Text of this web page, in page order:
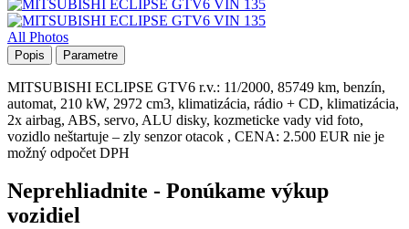
All Photos
Popis Parametre
MITSUBISHI ECLIPSE GTV6 r.v.: 11/2000, 85749 km, benzín,
automat, 210 kW, 2972 cm3, klimatizácia, rádio + CD, klimatizácia,
2x airbag, ABS, servo, ALU disky, kozmeticke vady vid foto,
vozidlo neštartuje – zly senzor otacok , CENA: 2.500 EUR nie je
možný odpočet DPH
Neprehliadnite - Ponúkame výkup
vozidiel